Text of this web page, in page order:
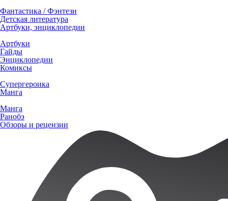
Фантастика / Фэнтези
Детская литература
Артбуки, энциклопедии
Артбуки
Гайды
Энциклопедии
Комиксы
Супергероика
Манга
Манга
Ранобэ
Обзоры и рецензии